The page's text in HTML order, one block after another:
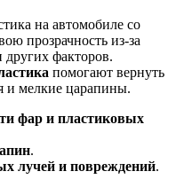
на автомобиле со
прозрачность из-за
других факторов.
помогают вернуть
и мелкие царапины.
фар и пластиковых
.
лучей и повреждений.